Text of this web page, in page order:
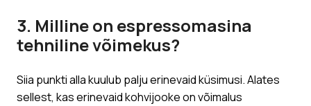
​3. Milline on espressomasina
tehniline võimekus?
Siia punkti alla kuulub palju erinevaid küsimusi. Alates
sellest, kas erinevaid kohvijooke on võimalus